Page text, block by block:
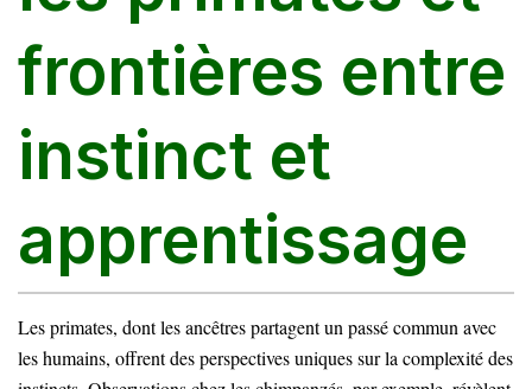
frontières entre
instinct et
apprentissage
Les primates, dont les ancêtres partagent un passé commun avec
les humains, offrent des perspectives uniques sur la complexité des